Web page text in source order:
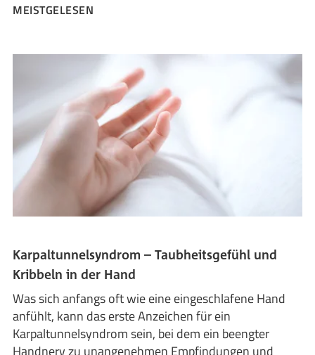
MEISTGELESEN
Karpaltunnelsyndrom – Taubheitsgefühl und
Kribbeln in der Hand
Was sich anfangs oft wie eine eingeschlafene Hand
anfühlt, kann das erste Anzeichen für ein
Karpaltunnelsyndrom sein, bei dem ein beengter
Handnerv zu unangenehmen Empfindungen und